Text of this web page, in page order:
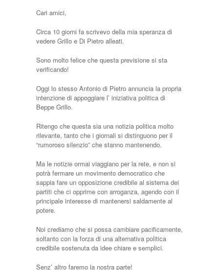
Cari amici,
Circa 10 giorni fa scrivevo della mia speranza di
vedere Grillo e Di Pietro alleati.
Sono molto felice che questa previsione si sta
verificando!
Oggi lo stesso Antonio di Pietro annuncia la propria
intenzione di appoggiare l’ iniziativa politica di
Beppe Grillo.
Ritengo che questa sia una notizia politica molto
rilevante, tanto che i giornali si distinguono per il
“rumoroso silenzio” che stanno mantenendo.
Ma le notizie ormai viaggiano per la rete, e non si
potrà fermare un movimento democratico che
sappia fare un opposizione credibile al sistema dei
partiti che ci opprime con arroganza, agendo con il
principale interesse di mantenersi saldamente al
potere.
Noi crediamo che si possa cambiare pacificamente,
soltanto con la forza di una alternativa politica
credibile sostenuta da idee chiare e semplici.
Senz’ altro faremo la nostra parte!